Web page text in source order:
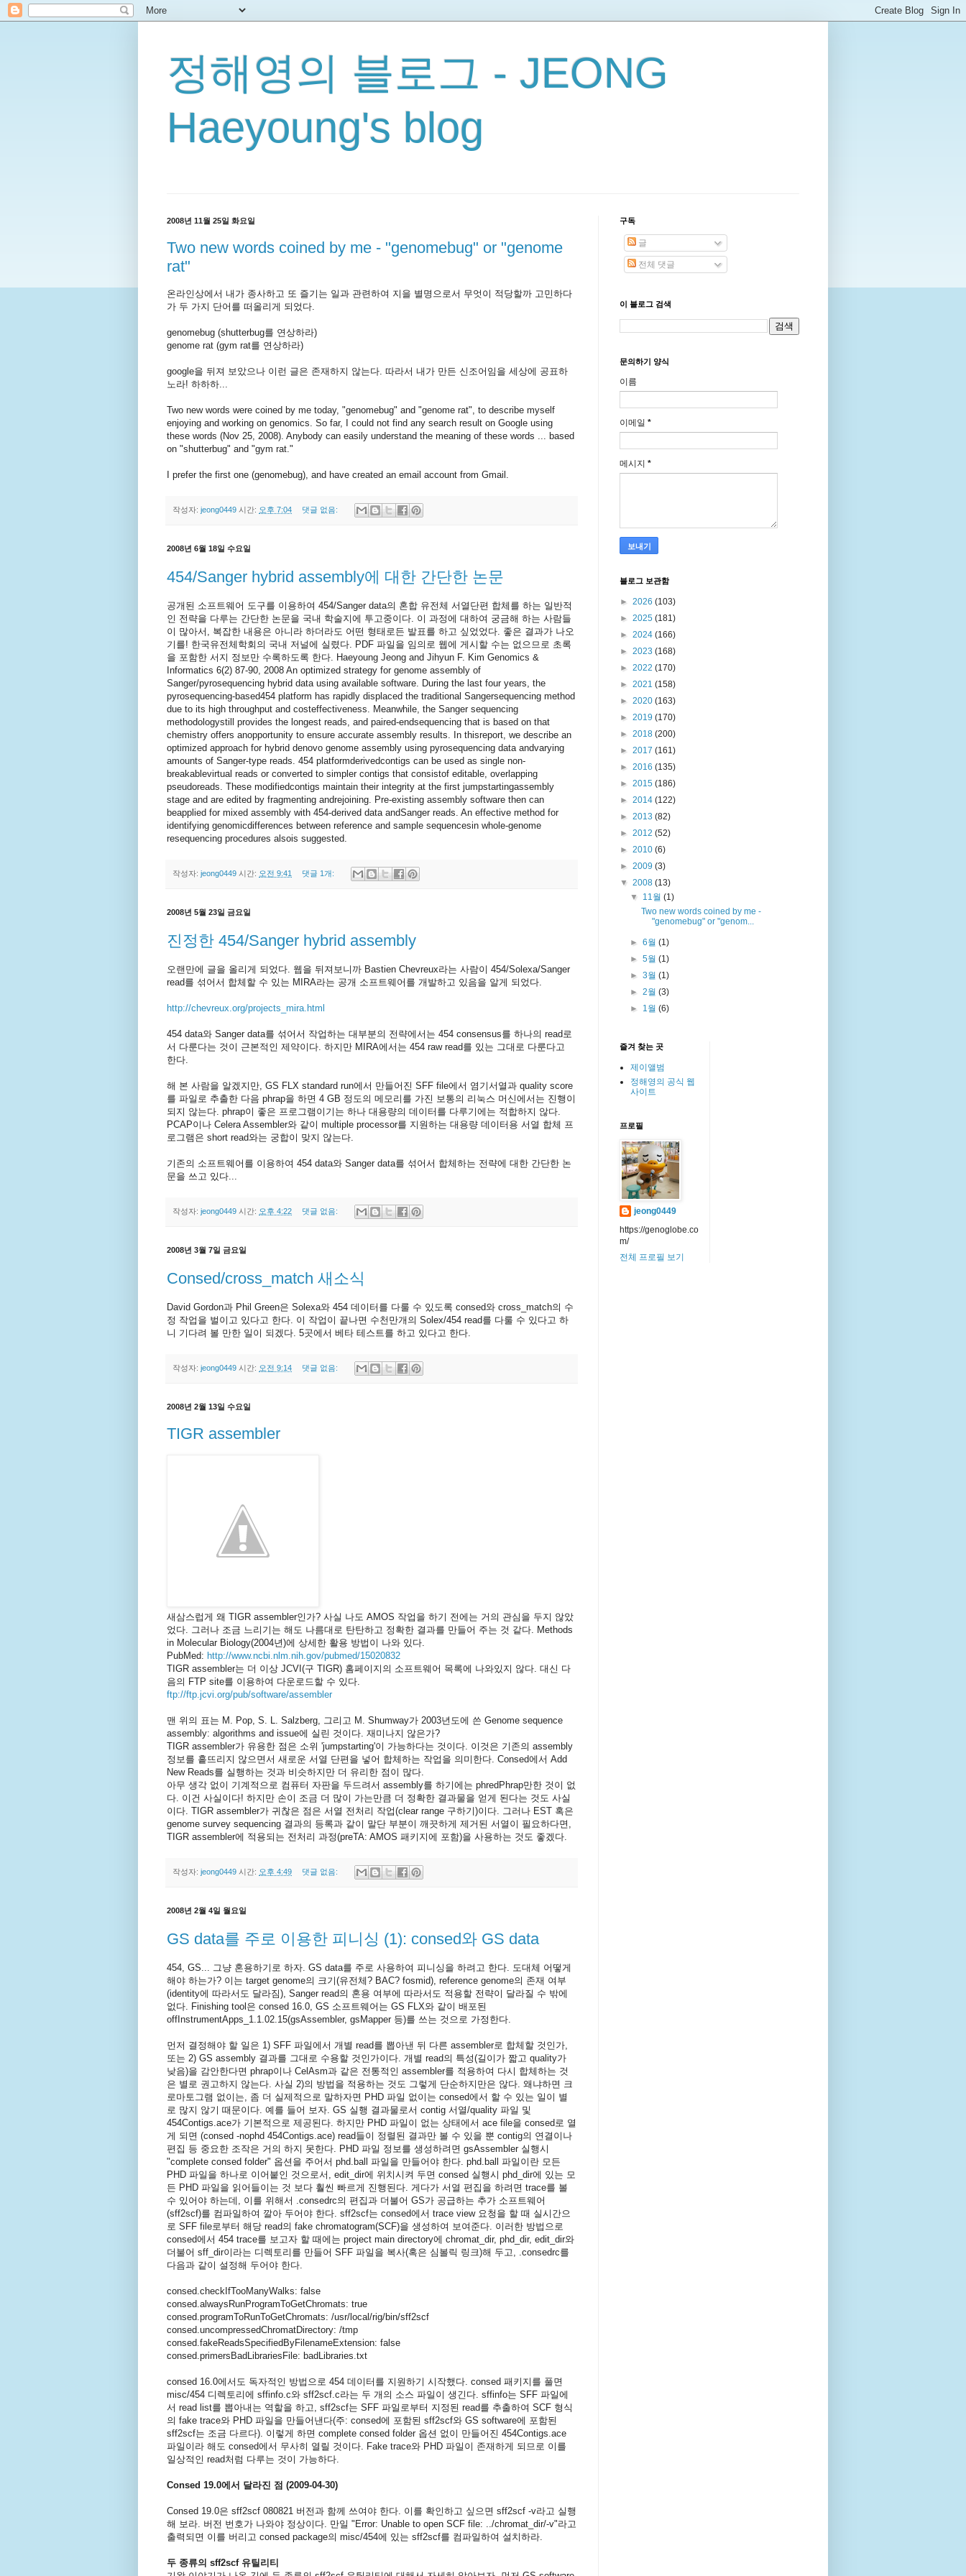
정해영의 블로그 - JEONG
Haeyoung's blog
2008년 11월 25일 화요일
Two new words coined by me - "genomebug" or "genome
rat"
온라인상에서 내가 종사하고 또 즐기는 일과 관련하여 지을 별명으로서 무엇이 적당할까 고민하다
가 두 가지 단어를 떠올리게 되었다.
genomebug (shutterbug를 연상하라)
genome rat (gym rat를 연상하라)
google을 뒤져 보았으나 이런 글은 존재하지 않는다. 따라서 내가 만든 신조어임을 세상에 공표하
노라! 하하하...
Two new words were coined by me today, "genomebug" and "genome rat", to describe myself
enjoying and working on genomics. So far, I could not find any search result on Google using
these words (Nov 25, 2008). Anybody can easily understand the meaning of these words ... based
on "shutterbug" and "gym rat."
I prefer the first one (genomebug), and have created an email account from Gmail.
작성자: jeong0449 시간: 오후 7:04 댓글 없음:
2008년 6월 18일 수요일
454/Sanger hybrid assembly에 대한 간단한 논문
공개된 소프트웨어 도구를 이용하여 454/Sanger data의 혼합 유전체 서열단편 합체를 하는 일반적
인 전략을 다루는 간단한 논문을 국내 학술지에 투고중이다. 이 과정에 대하여 궁금해 하는 사람들
이 많아서, 복잡한 내용은 아니라 하더라도 어떤 형태로든 발표를 하고 싶었었다. 좋은 결과가 나오
기를! 한국유전체학회의 국내 저널에 실렸다. PDF 파일을 임의로 웹에 게시할 수는 없으므로 초록
을 포함한 서지 정보만 수록하도록 한다. Haeyoung Jeong and Jihyun F. Kim Genomics &
Informatics 6(2) 87-90, 2008 An optimized strategy for genome assembly of
Sanger/pyrosequencing hybrid data using available software. During the last four years, the
pyrosequencing-based454 platform has rapidly displaced the traditional Sangersequencing method
due to its high throughput and costeffectiveness. Meanwhile, the Sanger sequencing
methodologystill provides the longest reads, and paired-endsequencing that is based on that
chemistry offers anopportunity to ensure accurate assembly results. In thisreport, we describe an
optimized approach for hybrid denovo genome assembly using pyrosequencing data andvarying
amounts of Sanger-type reads. 454 platformderivedcontigs can be used as single non-
breakablevirtual reads or converted to simpler contigs that consistof editable, overlapping
pseudoreads. These modifiedcontigs maintain their integrity at the first jumpstartingassembly
stage and are edited by fragmenting andrejoining. Pre-existing assembly software then can
beapplied for mixed assembly with 454-derived data andSanger reads. An effective method for
identifying genomicdifferences between reference and sample sequencesin whole-genome
resequencing procedures alsois suggested.
작성자: jeong0449 시간: 오전 9:41 댓글 1개:
2008년 5월 23일 금요일
진정한 454/Sanger hybrid assembly
오랜만에 글을 올리게 되었다. 웹을 뒤져보니까 Bastien Chevreux라는 사람이 454/Solexa/Sanger
read를 섞어서 합체할 수 있는 MIRA라는 공개 소프트웨어를 개발하고 있음을 알게 되었다.
http://chevreux.org/projects_mira.html
454 data와 Sanger data를 섞어서 작업하는 대부분의 전략에서는 454 consensus를 하나의 read로
서 다룬다는 것이 근본적인 제약이다. 하지만 MIRA에서는 454 raw read를 있는 그대로 다룬다고
한다.
해 본 사람을 알겠지만, GS FLX standard run에서 만들어진 SFF file에서 염기서열과 quality score
를 파일로 추출한 다음 phrap을 하면 4 GB 정도의 메모리를 가진 보통의 리눅스 머신에서는 진행이
되지 않는다. phrap이 좋은 프로그램이기는 하나 대용량의 데이터를 다루기에는 적합하지 않다.
PCAP이나 Celera Assembler와 같이 multiple processor를 지원하는 대용량 데이터용 서열 합체 프
로그램은 short read와는 궁합이 맞지 않는다.
기존의 소프트웨어를 이용하여 454 data와 Sanger data를 섞어서 합체하는 전략에 대한 간단한 논
문을 쓰고 있다...
작성자: jeong0449 시간: 오후 4:22 댓글 없음:
2008년 3월 7일 금요일
Consed/cross_match 새소식
David Gordon과 Phil Green은 Solexa와 454 데이터를 다룰 수 있도록 consed와 cross_match의 수
정 작업을 벌이고 있다고 한다. 이 작업이 끝나면 수천만개의 Solex/454 read를 다룰 수 있다고 하
니 기다려 볼 만한 일이 되겠다. 5곳에서 베타 테스트를 하고 있다고 한다.
작성자: jeong0449 시간: 오전 9:14 댓글 없음:
2008년 2월 13일 수요일
TIGR assembler
새삼스럽게 왜 TIGR assembler인가? 사실 나도 AMOS 작업을 하기 전에는 거의 관심을 두지 않았
었다. 그러나 조금 느리기는 해도 나름대로 탄탄하고 정확한 결과를 만들어 주는 것 같다. Methods
in Molecular Biology(2004년)에 상세한 활용 방법이 나와 있다.
PubMed: http://www.ncbi.nlm.nih.gov/pubmed/15020832
TIGR assembler는 더 이상 JCVI(구 TIGR) 홈페이지의 소프트웨어 목록에 나와있지 않다. 대신 다
음의 FTP site를 이용하여 다운로드할 수 있다.
ftp://ftp.jcvi.org/pub/software/assembler
맨 위의 표는 M. Pop, S. L. Salzberg, 그리고 M. Shumway가 2003년도에 쓴 Genome sequence
assembly: algorithms and issue에 실린 것이다. 재미나지 않은가?
TIGR assembler가 유용한 점은 소위 'jumpstarting'이 가능하다는 것이다. 이것은 기존의 assembly
정보를 흩뜨리지 않으면서 새로운 서열 단편을 넣어 합체하는 작업을 의미한다. Consed에서 Add
New Reads를 실행하는 것과 비슷하지만 더 유리한 점이 많다.
아무 생각 없이 기계적으로 컴퓨터 자판을 두드려서 assembly를 하기에는 phredPhrap만한 것이 없
다. 이건 사실이다! 하지만 손이 조금 더 많이 가는만큼 더 정확한 결과물을 얻게 된다는 것도 사실
이다. TIGR assembler가 귀찮은 점은 서열 전처리 작업(clear range 구하기)이다. 그러나 EST 혹은
genome survey sequencing 결과의 등록과 같이 말단 부분이 깨끗하게 제거된 서열이 필요하다면,
TIGR assembler에 적용되는 전처리 과정(preTA: AMOS 패키지에 포함)을 사용하는 것도 좋겠다.
작성자: jeong0449 시간: 오후 4:49 댓글 없음:
2008년 2월 4일 월요일
GS data를 주로 이용한 피니싱 (1): consed와 GS data
454, GS... 그냥 혼용하기로 하자. GS data를 주로 사용하여 피니싱을 하려고 한다. 도대체 어떻게
해야 하는가? 이는 target genome의 크기(유전체? BAC? fosmid), reference genome의 존재 여부
(identity에 따라서도 달라짐), Sanger read의 혼용 여부에 따라서도 적용할 전략이 달라질 수 밖에
없다. Finishing tool은 consed 16.0, GS 소프트웨어는 GS FLX와 같이 배포된
offInstrumentApps_1.1.02.15(gsAssembler, gsMapper 등)를 쓰는 것으로 가정한다.
먼저 결정해야 할 일은 1) SFF 파일에서 개별 read를 뽑아낸 뒤 다른 assembler로 합체할 것인가,
또는 2) GS assembly 결과를 그대로 수용할 것인가이다. 개별 read의 특성(길이가 짧고 quality가
낮음)을 감안한다면 phrap이나 CelAsm과 같은 전통적인 assembler를 적용하여 다시 합체하는 것
은 별로 권고하지 않는다. 사실 2)의 방법을 적용하는 것도 그렇게 단순하지만은 않다. 왜냐하면 크
로마토그램 없이는, 좀 더 실제적으로 말하자면 PHD 파일 없이는 consed에서 할 수 있는 일이 별
로 많지 않기 때문이다. 예를 들어 보자. GS 실행 결과물로서 contig 서열/quality 파일 및
454Contigs.ace가 기본적으로 제공된다. 하지만 PHD 파일이 없는 상태에서 ace file을 consed로 열
게 되면 (consed -nophd 454Contigs.ace) read들이 정렬된 결과만 볼 수 있을 뿐 contig의 연결이나
편집 등 중요한 조작은 거의 하지 못한다. PHD 파일 정보를 생성하려면 gsAssembler 실행시
"complete consed folder" 옵션을 주어서 phd.ball 파일을 만들어야 한다. phd.ball 파일이란 모든
PHD 파일을 하나로 이어붙인 것으로서, edit_dir에 위치시켜 두면 consed 실행시 phd_dir에 있는 모
든 PHD 파일을 읽어들이는 것 보다 훨씬 빠르게 진행된다. 게다가 서열 편집을 하려면 trace를 볼
수 있어야 하는데, 이를 위해서 .consedrc의 편집과 더불어 GS가 공급하는 추가 소프트웨어
(sff2scf)를 컴파일하여 깔아 두어야 한다. sff2scf는 consed에서 trace view 요청을 할 때 실시간으
로 SFF file로부터 해당 read의 fake chromatogram(SCF)을 생성하여 보여준다. 이러한 방법으로
consed에서 454 trace를 보고자 할 때에는 project main directory에 chromat_dir, phd_dir, edit_dir와
더불어 sff_dir이라는 디렉토리를 만들어 SFF 파일을 복사(혹은 심볼릭 링크)해 두고, .consedrc를
다음과 같이 설정해 두어야 한다.
consed.checkIfTooManyWalks: false
consed.alwaysRunProgramToGetChromats: true
consed.programToRunToGetChromats: /usr/local/rig/bin/sff2scf
consed.uncompressedChromatDirectory: /tmp
consed.fakeReadsSpecifiedByFilenameExtension: false
consed.primersBadLibrariesFile: badLibraries.txt
consed 16.0에서도 독자적인 방법으로 454 데이터를 지원하기 시작했다. consed 패키지를 풀면
misc/454 디렉토리에 sffinfo.c와 sff2scf.c라는 두 개의 소스 파일이 생긴다. sffinfo는 SFF 파일에
서 read list를 뽑아내는 역할을 하고, sff2scf는 SFF 파일로부터 지정된 read를 추출하여 SCF 형식
의 fake trace와 PHD 파일을 만들어낸다(주: consed에 포함된 sff2scf와 GS software에 포함된
sff2scf는 조금 다르다). 이렇게 하면 complete consed folder 옵션 없이 만들어진 454Contigs.ace
파일이라 해도 consed에서 무사히 열릴 것이다. Fake trace와 PHD 파일이 존재하게 되므로 이를
일상적인 read처럼 다루는 것이 가능하다.
Consed 19.0에서 달라진 점 (2009-04-30)
Consed 19.0은 sff2scf 080821 버전과 함께 쓰여야 한다. 이를 확인하고 싶으면 sff2scf -v라고 실행
해 보라. 버전 번호가 나와야 정상이다. 만일 "Error: Unable to open SCF file: ../chromat_dir/-v"라고
출력되면 이를 버리고 consed package의 misc/454에 있는 sff2scf를 컴파일하여 설치하라.
두 종류의 sff2scf 유틸리티
구독
글
전체 댓글
이 블로그 검색
문의하기 양식
이름
이메일 *
메시지 *
블로그 보관함
► 2026 (103)
► 2025 (181)
► 2024 (166)
► 2023 (168)
► 2022 (170)
► 2021 (158)
► 2020 (163)
► 2019 (170)
► 2018 (200)
► 2017 (161)
► 2016 (135)
► 2015 (186)
► 2014 (122)
► 2013 (82)
► 2012 (52)
► 2010 (6)
► 2009 (3)
▼ 2008 (13)
▼ 11월(1)
Two new words coined by me -
"genomebug" or "genom...
►6월(1)
►5월(1)
►3월(1)
►2월(3)
► 1월(6)
즐겨 찾는 곳
제이앨범
정해영의 공식 웹
사이트
프로필
jeong0449
https://genoglobe.co
m/
전체 프로필 보기